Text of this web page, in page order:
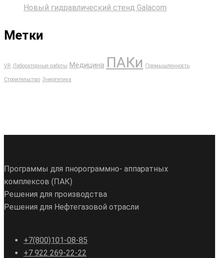
Новый гидравлический стенд Galacom
Метки
VR Лабораторные работы Медицина ПАКи Промышленность
Строительство Энергетика
Программы для пнорограммно- аппаратных
комплексов (ПАК)
Решения для производства
Решения для Нефтегазовой отрасли
+7(800)101-08-85
+7 922 269-22-22